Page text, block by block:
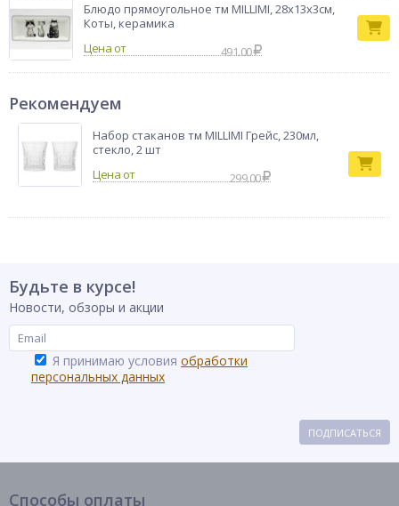
Блюдо прямоугольное тм MILLIMI, 28х13х3см,
Коты, керамика
Цена от
491.00
Рекомендуем
Набор стаканов тм MILLIMI Грейс, 230мл,
стекло, 2 шт
299.00
Будьте в курсе!
Новости, обзоры и акции
Я принимаю условия обработки
персональных данных
ПОДПИСАТЬСЯ
Способы оплаты